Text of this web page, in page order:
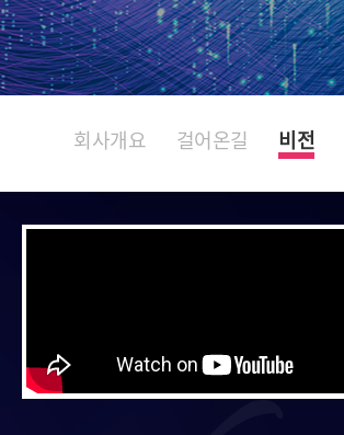
회사개요 걸어온길 비전